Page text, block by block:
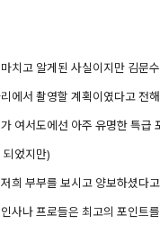
치고 알게된 사실이지만 김문
에서 촬영할 계획이였다고 전
여서도에선 아주 유명한 특급
되었지만)
희 부부를 보시고 양보하셨다
사나 프로들은 최고의 포인트